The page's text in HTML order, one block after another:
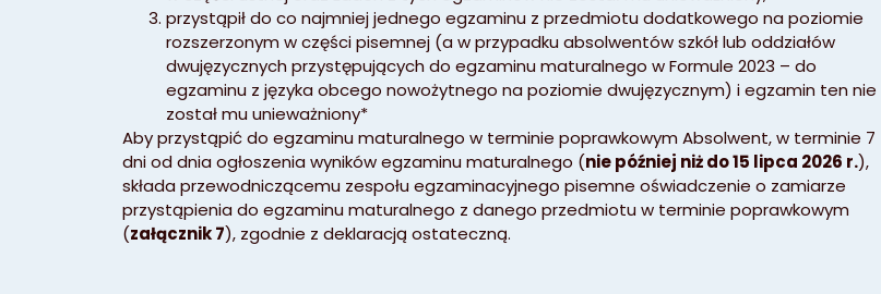
przystąpił do co najmniej jednego egzaminu z przedmiotu dodatkowego na poziomie
rozszerzonym w części pisemnej (a w przypadku absolwentów szkół lub oddziałów
dwujęzycznych przystępujących do egzaminu maturalnego w Formule 2023 – do
egzaminu z języka obcego nowożytnego na poziomie dwujęzycznym) i egzamin ten nie
został mu unieważniony*
Aby przystąpić do egzaminu maturalnego w terminie poprawkowym Absolwent, w terminie 7
dni od dnia ogłoszenia wyników egzaminu maturalnego (nie później niż do 15 lipca 2026 r.),
składa przewodniczącemu zespołu egzaminacyjnego pisemne oświadczenie o zamiarze
przystąpienia do egzaminu maturalnego z danego przedmiotu w terminie poprawkowym
(załącznik 7), zgodnie z deklaracją ostateczną.